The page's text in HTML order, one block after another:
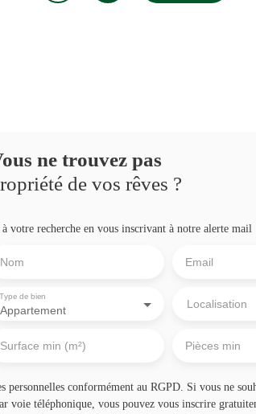
ne trouvez pas
de vos rêves ?
votre recherche en vous inscrivant à notre alerte mail
Nom Email
Appartement
Type de bien
Localisation
Surface min (m²) Pièces min
personnelles conformément au RGPD. Si vous ne
voie téléphonique, vous pouvez vous inscrire